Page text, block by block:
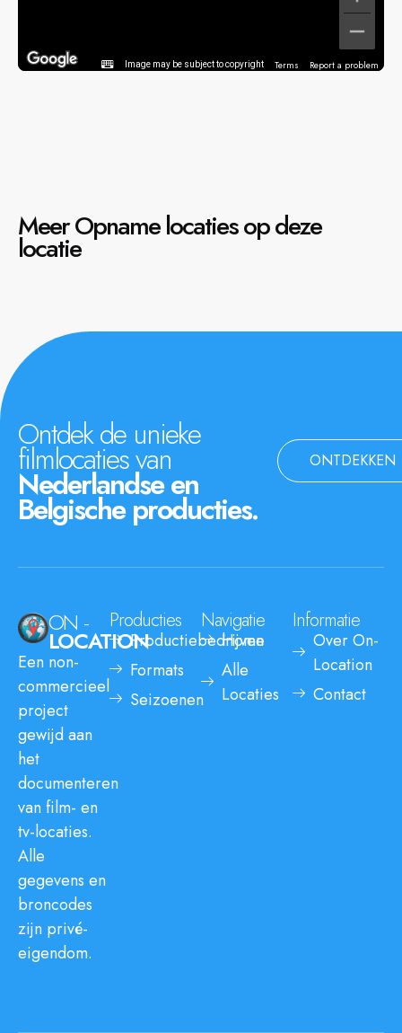
Image may be subject to copyright Terms Report a problem
Meer Opname locaties op deze
locatie
Ontdek de unieke
filmlocaties van
Nederlandse en
Belgische producties.
ONTDEKKEN
ON -
LOCATION
Een non-
commercieel
project
gewijd aan
het
documenteren
van film- en
tv-locaties.
Alle
gegevens en
broncodes
zijn privé-
eigendom.
Producties
Productiebedrijven
Formats
Seizoenen
Navigatie
Home
Alle
Locaties
Informatie
Over On-
Location
Contact